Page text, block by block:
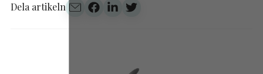
Dela artikeln